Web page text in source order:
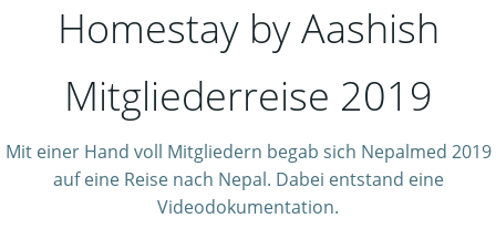
Homestay by Aashish
Mitgliederreise 2019
Mit einer Hand voll Mitgliedern begab sich Nepalmed 2019
auf eine Reise nach Nepal. Dabei entstand eine
Videodokumentation.